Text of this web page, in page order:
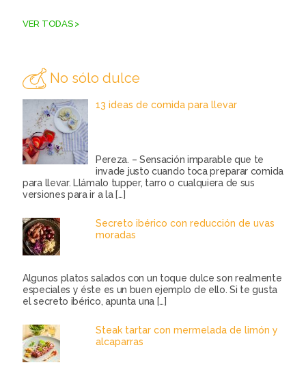
VER TODAS >
No sólo dulce
13 ideas de comida para llevar
Pereza. – Sensación imparable que te
invade justo cuando toca preparar comida
para llevar. Llámalo tupper, tarro o cualquiera de sus
versiones para ir a la[…]
Secreto ibérico con reducción de uvas
moradas
Algunos platos salados con un toque dulce son realmente
especiales y éste es un buen ejemplo de ello. Si te gusta
el secreto ibérico, apunta una […]
Steak tartar con mermelada de limón y
alcaparras